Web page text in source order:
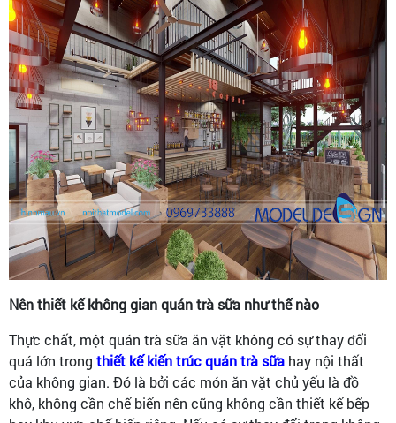
Nên thiết kế không gian quán trà sữa như thế nào
Thực chất, một quán trà sữa ăn vặt không có sự thay đổi
quá lớn trong thiết kế kiến trúc quán trà sữa hay nội thất
của không gian. Đó là bởi các món ăn vặt chủ yếu là đồ
khô, không cần chế biến nên cũng không cần thiết kế bếp